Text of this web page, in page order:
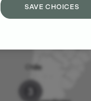
SAVE CHOICES